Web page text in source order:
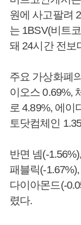
원에 사고팔려
는 1BSV(비트
돼 24시간 전보
주요 가상화폐
이오스 0.69%,
로 4.89%, 에이
토닷컴체인
반면 넴(-
패블릭(-
다이아몬드(-
렸다.